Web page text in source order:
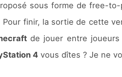
sous forme de free-
Pour finir, la sortie de cette
de jouer entre joueurs
4vous dîtes ? Je ne